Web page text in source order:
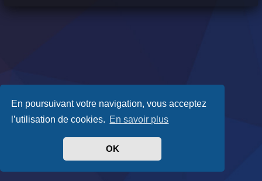
En poursuivant votre navigation, vous acceptez
l’utilisation de cookies. En savoir plus
OK